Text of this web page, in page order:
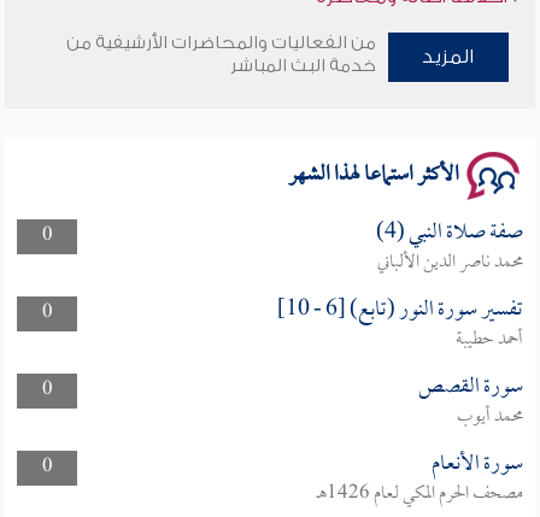
وأمنهم من خوف 9
المزيد
من الفعاليات والمحاضرات الأرشيفية من
خدمة البث المباشر
الأكثر استماعا لهذا الشهر
0 صفة صلاة النبي (4)
محمد ناصر الدين الألباني
0
تفسير سورة النور (تابع) [6 - 10]
أحمد حطيبة
0
سورة القصص
محمد أيوب
0
سورة الأنعام
مصحف الحرم المكي لعام 1426هـ